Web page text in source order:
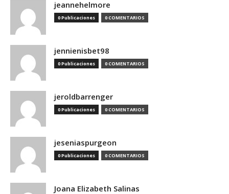
jeannehelmore
0 Publicaciones 0 COMENTARIOS
jennienisbet98
0 Publicaciones 0 COMENTARIOS
jeroldbarrenger
0 Publicaciones 0 COMENTARIOS
jeseniaspurgeon
0 Publicaciones 0 COMENTARIOS
Joana Elizabeth Salinas